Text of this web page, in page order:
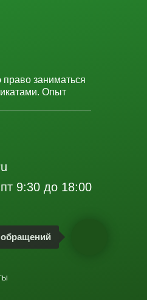
заниматься
Опыт
9:30 до 18:00